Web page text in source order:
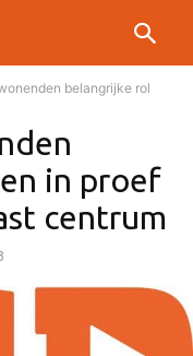
belangrijke rol
in proef
centrum